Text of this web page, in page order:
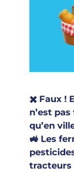
✖️ Faux !
n’est
qu’en
🚜 Les
tracteurs